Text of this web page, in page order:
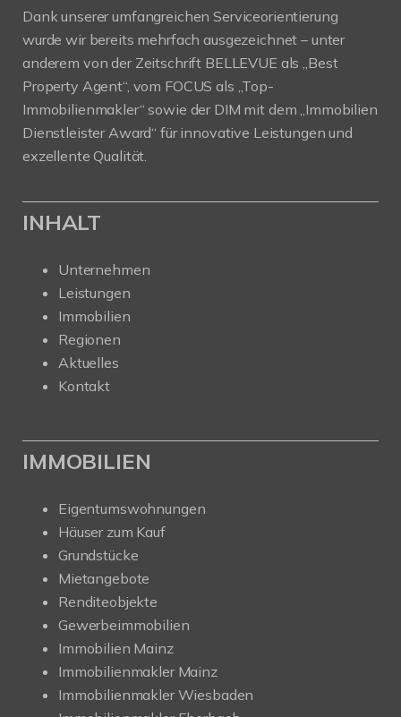
Dank unserer umfangreichen Serviceorientierung
wurde wir bereits mehrfach ausgezeichnet – unter
anderem von der Zeitschrift BELLEVUE als „Best
Property Agent“, vom FOCUS als „Top-
Immobilienmakler“ sowie der DIM mit dem „Immobilien
Dienstleister Award“ für innovative Leistungen und
exzellente Qualität.
INHALT
Unternehmen
Leistungen
Immobilien
Regionen
Aktuelles
Kontakt
IMMOBILIEN
Eigentumswohnungen
Häuser zum Kauf
Grundstücke
Mietangebote
Renditeobjekte
Gewerbeimmobilien
Immobilien Mainz
Immobilienmakler Mainz
Immobilienmakler Wiesbaden